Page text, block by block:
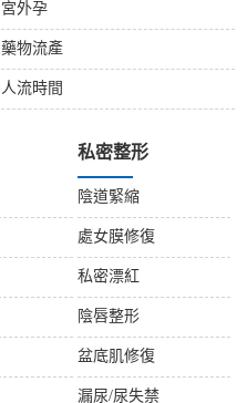
宮外孕
藥物流產
人流時間
私密整形
陰道緊縮
處女膜修復
私密漂紅
陰唇整形
盆底肌修復
漏尿/尿失禁